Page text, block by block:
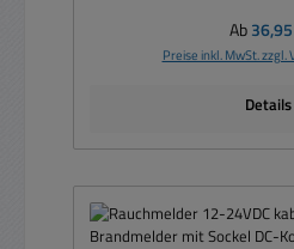
Regulärer
Ab
Preise inkl. MwSt. zzgl.
Details